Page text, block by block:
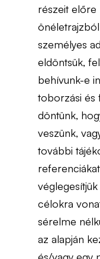
részeit előre
személyes
eldöntsük,
behívunk-e
toborzási és
döntünk,
veszünk,
további
célokra
sérelme
az alapján